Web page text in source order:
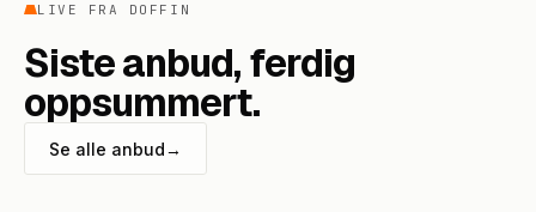
LIVE FRA DOFFIN
Siste anbud, ferdig
oppsummert.
Se alle anbud→